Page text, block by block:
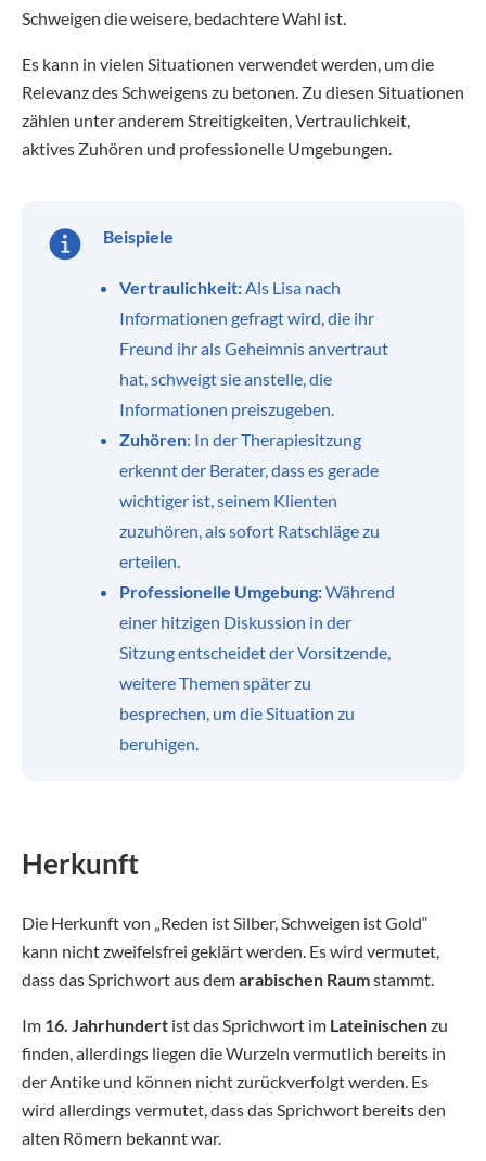
Schweigen die weisere, bedachtere Wahl ist.
Es kann in vielen Situationen verwendet werden, um die
Relevanz des Schweigens zu betonen. Zu diesen Situationen
zählen unter anderem Streitigkeiten, Vertraulichkeit,
aktives Zuhören und professionelle Umgebungen.
Beispiele
Vertraulichkeit:Als Lisa nach
Informationen gefragt wird, die ihr
Freund ihr als Geheimnis anvertraut
hat, schweigt sie anstelle, die
Informationen preiszugeben.
Zuhören: In der Therapiesitzung
erkennt der Berater, dass es gerade
wichtiger ist, seinem Klienten
zuzuhören, als sofort Ratschläge zu
erteilen.
Professionelle Umgebung:Während
einer hitzigen Diskussion in der
Sitzung entscheidet der Vorsitzende,
weitere Themen später zu
besprechen, um die Situation zu
beruhigen.
Herkunft
Die Herkunft von „Reden ist Silber, Schweigen ist Gold“
kann nicht zweifelsfrei geklärt werden. Es wird vermutet,
dass das Sprichwort aus demarabischen Raumstammt.
Im 16. Jahrhundert ist das Sprichwort im Lateinischenzu
finden, allerdings liegen die Wurzeln vermutlich bereits in
der Antike und können nicht zurückverfolgt werden. Es
wird allerdings vermutet, dass das Sprichwort bereits den
alten Römern bekannt war.